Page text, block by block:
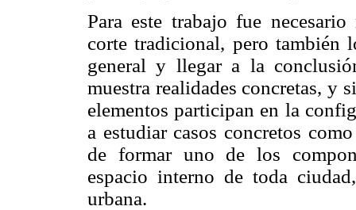
Para este trabajo fue
corte tradicional, pero también
general y llegar a la
muestra realidades concretas, y
elementos participan en la
a estudiar casos concretos
de formar uno de los
espacio interno de toda
urbana.